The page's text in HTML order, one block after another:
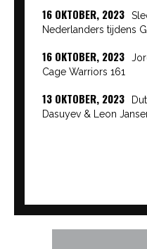
16 OKTOBER, 2023
Nederlanders tijdens
16 OKTOBER, 2023
Cage Warriors 161
13 OKTOBER, 2023
Dasuyev & Leon